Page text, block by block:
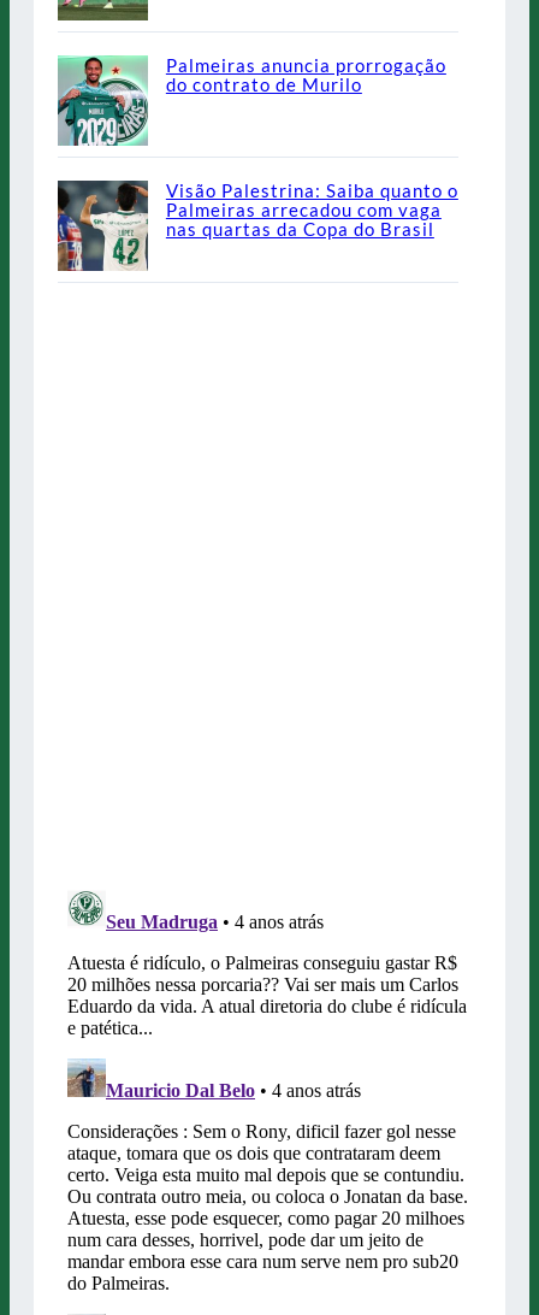
Palmeiras anuncia prorrogação
do contrato de Murilo
Visão Palestrina: Saiba quanto o
Palmeiras arrecadou com vaga
nas quartas da Copa do Brasil